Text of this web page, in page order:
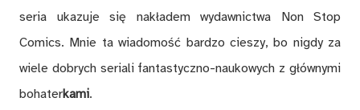
seria ukazuje się nakładem wydawnictwa Non Stop
Comics. Mnie ta wiadomość bardzo cieszy, bo nigdy za
wiele dobrych seriali fantastyczno-naukowych z głównymi
bohaterkami.